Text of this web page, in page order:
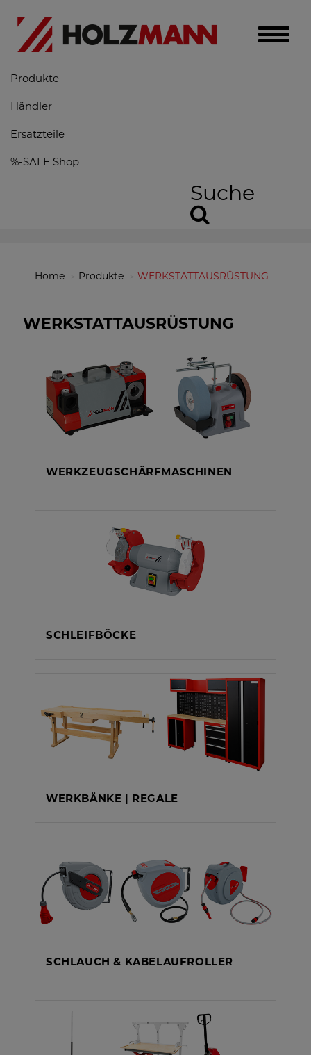
Toggle
Produkte
Händler
Ersatzteile
%-SALE Shop
Suche
Home Produkte WERKSTATTAUSRÜSTUNG
WERKSTATTAUSRÜSTUNG
WERKZEUGSCHÄRFMASCHINEN
SCHLEIFBÖCKE
WERKBÄNKE | REGALE
SCHLAUCH & KABELAUFROLLER